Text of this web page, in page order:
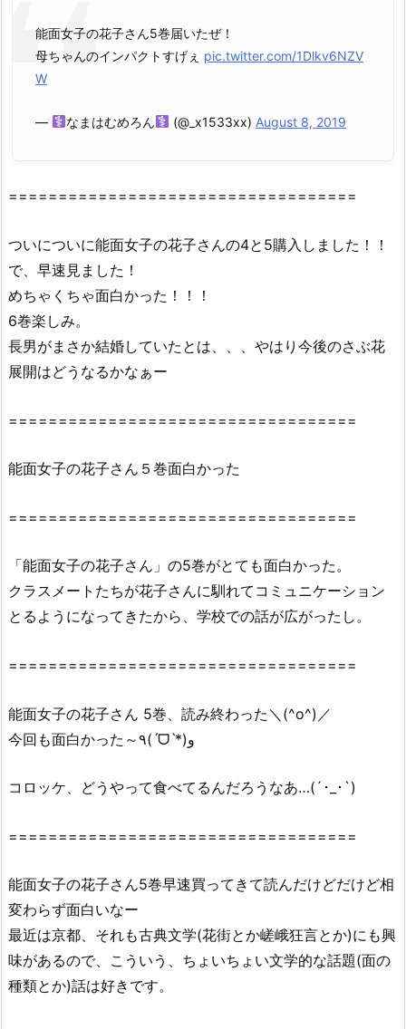
介！
子
花
子
さ
ん
5
は
料
漫
村
z
i
p、
全
ペ
ジ
む
と
は
で
る
の？
能面女子の花子さん5巻届いたぜ！
母ちゃんのインパクトすげぇ pic.twitter.com/1Dlkv6NZV
W
— なまはむめろん (@_x1533xx) August 8, 2019
===================================
ついについに能面女子の花子さんの4と5購入しました！！
で、早速見ました！
めちゃくちゃ面白かった！！！
6巻楽しみ。
長男がまさか結婚していたとは、、、やはり今後のさぶ花
展開はどうなるかなぁー
===================================
能面女子の花子さん５巻面白かった
===================================
「能面女子の花子さん」の5巻がとても面白かった。
クラスメートたちが花子さんに馴れてコミュニケーション
とるようになってきたから、学校での話が広がったし。
===================================
能面女子の花子さん 5巻、読み終わった＼(^o^)／
今回も面白かった～٩(ˊᗜˋ*)و
コロッケ、どうやって食べてるんだろうなあ…(´･_･`)
===================================
能面女子の花子さん5巻早速買ってきて読んだけどだけど相
変わらず面白いなー
最近は京都、それも古典文学(花街とか嵯峨狂言とか)にも興
味があるので、こういう、ちょいちょい文学的な話題(面の
種類とか)話は好きです。